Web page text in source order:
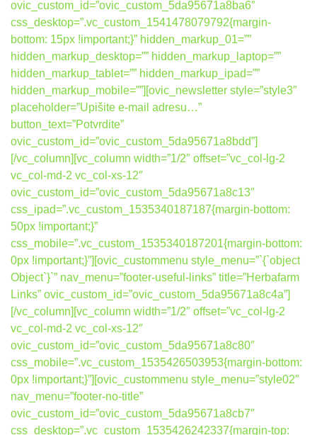
ovic_custom_id=”ovic_custom_5da95671a8ba6″
css_desktop=”.vc_custom_1541478079792{margin-
bottom: 15px !important;}” hidden_markup_01=””
hidden_markup_desktop=”” hidden_markup_laptop=””
hidden_markup_tablet=”” hidden_markup_ipad=””
hidden_markup_mobile=””][ovic_newsletter style=”style3″
placeholder=”Upišite e-mail adresu…”
button_text=”Potvrdite”
ovic_custom_id=”ovic_custom_5da95671a8bdd”]
[/vc_column][vc_column width=”1/2″ offset=”vc_col-lg-2
vc_col-md-2 vc_col-xs-12″
ovic_custom_id=”ovic_custom_5da95671a8c13″
css_ipad=”.vc_custom_1535340187187{margin-bottom:
50px !important;}”
css_mobile=”.vc_custom_1535340187201{margin-bottom:
0px !important;}”][ovic_custommenu style_menu=”`{`object
Object`}`” nav_menu=”footer-useful-links” title=”Herbafarm
Links” ovic_custom_id=”ovic_custom_5da95671a8c4a”]
[/vc_column][vc_column width=”1/2″ offset=”vc_col-lg-2
vc_col-md-2 vc_col-xs-12″
ovic_custom_id=”ovic_custom_5da95671a8c80″
css_mobile=”.vc_custom_1535426503953{margin-bottom:
0px !important;}”][ovic_custommenu style_menu=”style02″
nav_menu=”footer-no-title”
ovic_custom_id=”ovic_custom_5da95671a8cb7″
css_desktop=”.vc_custom_1535426242337{margin-top: